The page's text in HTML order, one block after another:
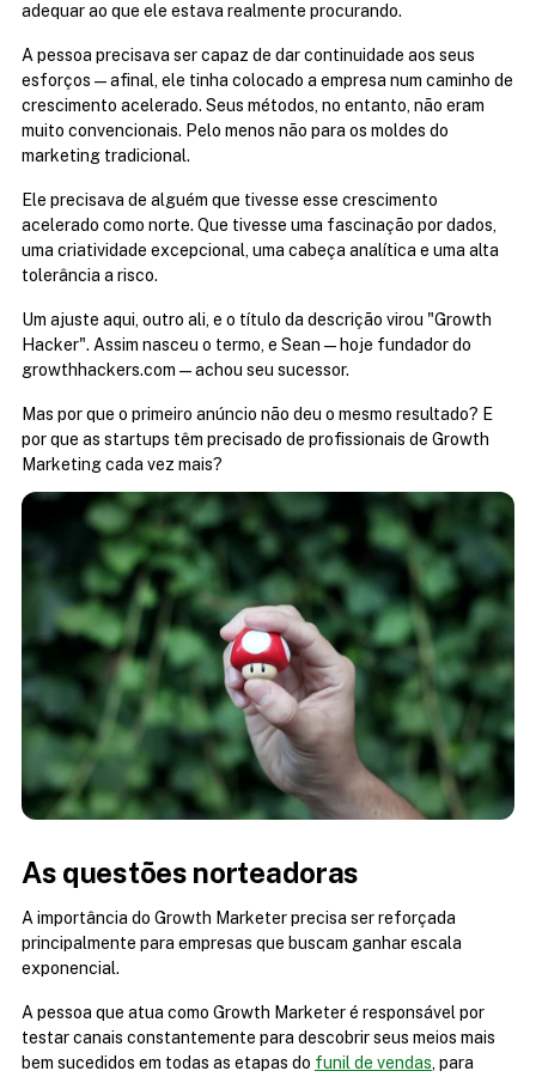
adequar ao que ele estava realmente procurando.
A pessoa precisava ser capaz de dar continuidade aos seus
esforços — afinal, ele tinha colocado a empresa num caminho de
crescimento acelerado. Seus métodos, no entanto, não eram
muito convencionais. Pelo menos não para os moldes do
marketing tradicional.
Ele precisava de alguém que tivesse esse crescimento
acelerado como norte. Que tivesse uma fascinação por dados,
uma criatividade excepcional, uma cabeça analítica e uma alta
tolerância a risco.
Um ajuste aqui, outro ali, e o título da descrição virou "Growth
Hacker". Assim nasceu o termo, e Sean — hoje fundador do
growthhackers.com — achou seu sucessor.
Mas por que o primeiro anúncio não deu o mesmo resultado? E
por que as startups têm precisado de profissionais de Growth
Marketing cada vez mais?
As questões norteadoras
A importância do Growth Marketer precisa ser reforçada
principalmente para empresas que buscam ganhar escala
exponencial.
A pessoa que atua como Growth Marketer é responsável por
testar canais constantemente para descobrir seus meios mais
bem sucedidos em todas as etapas do funil de vendas, para